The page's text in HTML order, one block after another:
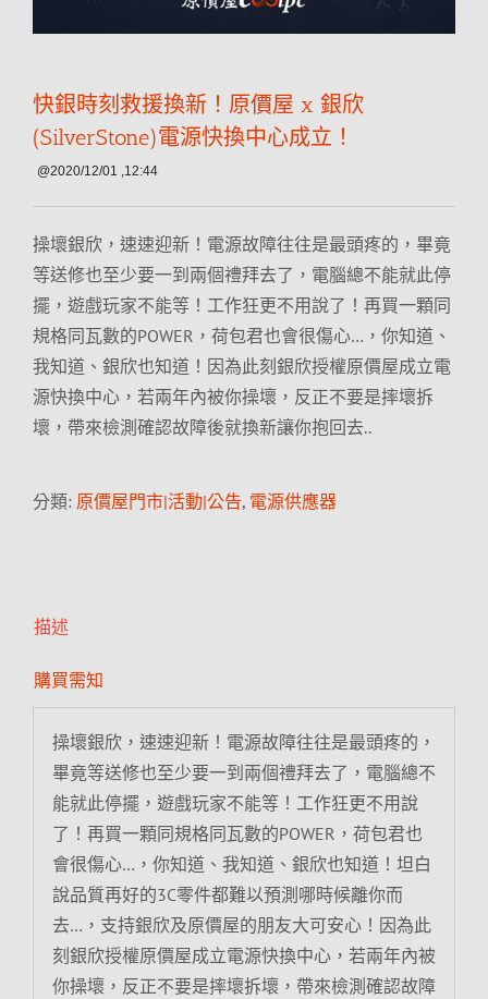
快銀時刻救援換新！原價屋 x 銀欣
(SilverStone)電源快換中心成立！
@2020/12/01 ,12:44
操壞銀欣，速速迎新！電源故障往往是最頭疼的，畢竟
等送修也至少要一到兩個禮拜去了，電腦總不能就此停
擺，遊戲玩家不能等！工作狂更不用說了！再買一顆同
規格同瓦數的POWER，荷包君也會很傷心…，你知道、
我知道、銀欣也知道！因為此刻銀欣授權原價屋成立電
源快換中心，若兩年內被你操壞，反正不要是摔壞拆
壞，帶來檢測確認故障後就換新讓你抱回去..
分類: 原價屋門市|活動|公告, 電源供應器
描述
購買需知
操壞銀欣，速速迎新！電源故障往往是最頭疼的，
畢竟等送修也至少要一到兩個禮拜去了，電腦總不
能就此停擺，遊戲玩家不能等！工作狂更不用說
了！再買一顆同規格同瓦數的POWER，荷包君也
會很傷心…，你知道、我知道、銀欣也知道！坦白
說品質再好的3C零件都難以預測哪時候離你而
去…，支持銀欣及原價屋的朋友大可安心！因為此
刻銀欣授權原價屋成立電源快換中心，若兩年內被
你操壞，反正不要是摔壞拆壞，帶來檢測確認故障